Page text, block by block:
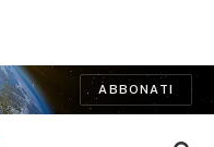
ABBONATI